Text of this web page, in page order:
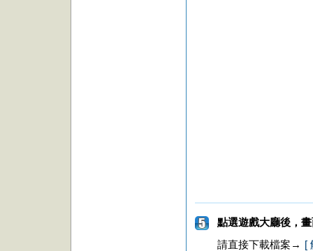
點選遊戲大廳後，
請直接下載檔案→ [